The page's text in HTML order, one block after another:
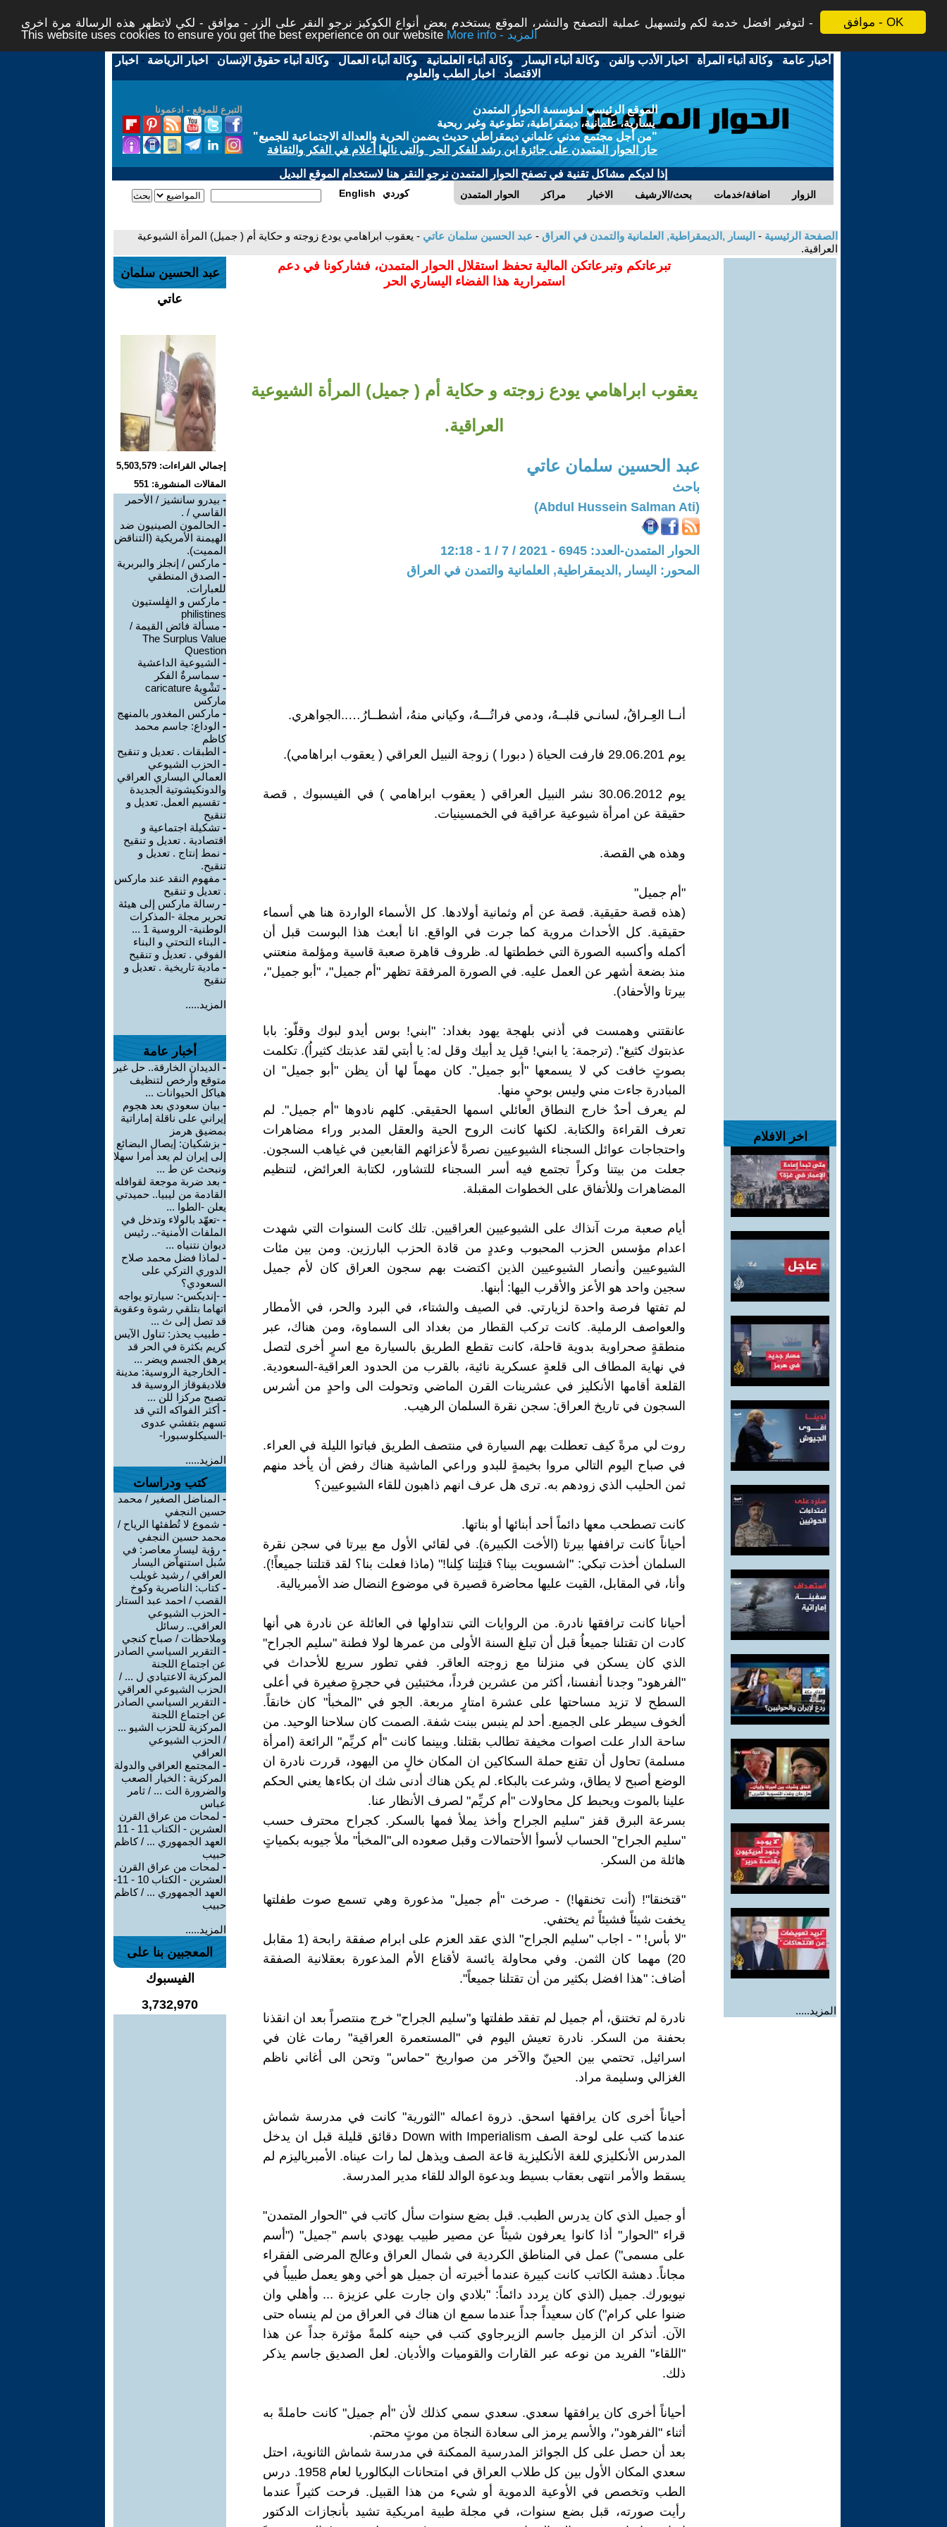
موافق - OK
لتوفير افضل خدمة لكم ولتسهيل عملية التصفح والنشر، الموقع يستخدم بعض أنواع الكوكيز نرجو النقر على الزر - موافق - لكي لاتظهر هذه الرسالة مرة اخرى -
This website uses cookies to ensure you get the best experience on our website
More info - المزيد
أخبار عامة -وكالة أنباء المرأة - اخبار الأدب والفن -وكالة أنباء اليسار -وكالة أنباء العلمانية -وكالة أنباء العمال -وكالة أنباء حقوق الإنسان - اخبار الرياضة - اخبار
الاقتصاد - اخبار الطب والعلوم
التبرع للموقع - ادعمونا
الموقع الرئيسي لمؤسسة الحوار المتمدن
يسارية، علمانية، ديمقراطية، تطوعية وغير ربحية
"من أجل مجتمع مدني علماني ديمقراطي حديث يضمن الحرية والعدالة الاجتماعية للجميع"
حاز الحوار المتمدن على جائزة ابن رشد للفكر الحر والتى نالها أعلام في الفكر والثقافة
إذا لديكم مشاكل تقنية في تصفح الحوار المتمدن نرجو النقر هنا لاستخدام الموقع البديل
الحوار المتمدن مراكز الاخبار بحث/الارشيف اضافة/خدمات الزوار English كوردي
الصفحة الرئيسية - اليسار ,الديمقراطية, العلمانية والتمدن في العراق - عبد الحسين سلمان عاتي - يعقوب ابراهامي يودع زوجته و حكاية أم ( جميل) المرأة الشيوعية
العراقية.
اخر الافلام
المزيد.....
تبرعاتكم وتبرعاتكن المالية تحفظ استقلال الحوار المتمدن، فشاركونا في دعم
استمرارية هذا الفضاء اليساري الحر
يعقوب ابراهامي يودع زوجته و حكاية أم ( جميل) المرأة الشيوعية
العراقية.
عبد الحسين سلمان عاتي
باحث
(Abdul Hussein Salman Ati)
الحوار المتمدن-العدد: 6945 - 2021 / 7 / 1 - 12:18
المحور: اليسار ,الديمقراطية, العلمانية والتمدن في العراق
أنــا العِـراقُ، لسانـي قلبــهُ، ودمي فراتُـــهُ، وكياني منهُ، أشطــارُ…..الجواهري.
يوم 29.06.201 فارفت الحياة ( دبورا ) زوجة النبيل العراقي ( يعقوب ابراهامي).
يوم 30.06.2012 نشر النبيل العراقي ( يعقوب ابراهامي ) في الفيسبوك , قصة
حقيقة عن امرأة شيوعية عراقية في الخمسينيات.
وهذه هي القصة.
"أم جميل"
(هذه قصة حقيقية. قصة عن أم وثمانية أولادها. كل الأسماء الواردة هنا هي أسماء
حقيقية. كل الأحداث مروية كما جرت في الواقع. انا أبعث هذا البوست قبل أن
أكمله وأكسبه الصورة التي خططتها له. ظروف قاهرة صعبة قاسية ومؤلمة منعتني
منذ بضعة أشهر عن العمل عليه. في الصورة المرفقة تظهر "أم جميل"، "أبو جميل"،
بيرتا والأحفاد).
عانقتني وهمست في أذني بلهجة يهود بغداد: "ابني! بوس أيدو لبوك وقلّو: بابا
عذبتوك كثيغ". (ترجمة: يا ابني! قبِل يد أبيك وقل له: يا أبتي لقد عذبتك كثيراُ). تكلمت
بصوتٍ خافت كي لا يسمعها "أبو جميل". كان مهماً لها أن يظن "أبو جميل" ان
المبادرة جاءت مني وليس بوحيٍ منها.
لم يعرف أحدٌ خارج النطاق العائلي اسمها الحقيقي. كلهم نادوها "أم جميل". لم
تعرف القراءة والكتابة. لكنها كانت الروح الحية والعقل المدبر وراء مضاهرات
واحتجاجات عوائل السجناء الشيوعيين نصرةً لأعزائهم القابعين في غياهب السجون.
جعلت من بيتنا وكراً تجتمع فيه أسر السجناء للتشاور، لكتابة العرائض، لتنظيم
المضاهرات وللأتفاق على الخطوات المقبلة.
أيام صعبة مرت آنذاك على الشيوعيين العراقيين. تلك كانت السنوات التي شهدت
اعدام مؤسس الحزب المحبوب وعددٍ من قادة الحزب البارزين. ومن بين مئات
الشيوعيين وأنصار الشيوعيين الذين اكتضت بهم سجون العراق كان لأم جميل
سجين واحد هو الأعز والأقرب اليها: أبنها.
لم تفتها فرصة واحدة لزيارتي. في الصيف والشتاء، في البرد والحر، في الأمطار
والعواصف الرملية. كانت تركب القطار من بغداد الى السماوة، ومن هناك، عبر
منطقةٍ صحراوية بدوية قاحلة، كانت تقطع الطريق بالسيارة مع اسرٍ أخرى لتصل
في نهاية المطاف الى قلعةٍ عسكرية نائية، بالقرب من الحدود العراقية-السعودية.
القلعة أقامها الأنكليز في عشرينات القرن الماضي وتحولت الى واحدٍ من أشرس
السجون في تاريخ العراق: سجن نقرة السلمان الرهيب.
روت لي مرةً كيف تعطلت بهم السيارة في منتصف الطريق فباتوا الليلة في العراء.
في صباح اليوم التالي مروا بخيمةٍ للبدو وراعي الماشية هناك رفض أن يأخد منهم
ثمن الحليب الذي زودهم به. ترى هل عرف انهم ذاهبون للقاء الشيوعيين؟
كانت تصطحب معها دائماً أحد أبنائها أو بناتها.
أحياناً كانت تراففها بيرتا (الأخت الكبيرة). في لقائي الأول مع بيرتا في سجن نقرة
السلمان أخذت تبكي: "اشسويت بينا؟ قتلِتنا كِلنا!" (ماذا فعلت بنا؟ لقد قتلتنا جميعاً!).
وأنا، في المقابل، القيت عليها محاضرة قصيرة في موضوع النضال ضد الأمبريالية.
أحيانا كانت ترافقها نادرة. من الروايات التي نتداولها في العائلة عن نادرة هي أنها
كادت ان تقتلنا جميعاُ قبل أن تبلغ السنة الأولى من عمرها لولا فطنة "سليم الجراح"
الذي كان يسكن في منزلنا مع زوجته العاقر. ففي تطور سريع للأحداث في
"الفرهود" وجدنا أنفسنا، أكثر من عشرين فرداً، مختبئين في حجرةٍ صغيرة في أعلى
السطح لا تزيد مساحتها على عشرة امتارٍ مربعة. الجو في "المخبأ" كان خانقاً.
ألخوف سيطر على الجميع. أحد لم ينبس ببنت شفة. الصمت كان سلاحنا الوحيد. من
ساحة الدار علت اصوات مخيفة تطالب بقتلنا. وبينما كانت "أم كريِّم" الرائعة (امرأة
مسلمة) تحاول أن تقنع حملة السكاكين ان المكان خالٍ من اليهود، قررت نادرة ان
الوضع أصبح لا يطاق، وشرعت بالبكاء. لم يكن هناك أدنى شك ان بكاءها يعني الحكم
علينا بالموت ويحبط كل محاولات "أم كريِّم" لصرف الأنظار عنا.
بسرعة البرق قفز "سليم الجراح وأخذ يملأ فمها بالسكر. كجراح محترف حسب
"سليم الجراح" الحساب لأسوأ الأحتمالات وقبل صعوده الى"المخبأ" ملأ جيوبه بكمياتٍ
هائلة من السكر.
"قتخنقا"! (أنت تخنقها!) - صرخت "أم جميل" مذعورة وهي تسمع صوت طفلتها
يخفت شيئاً فشيئاً ثم يختفي.
"لا بأس! " - اجاب "سليم الجراح" الذي عقد العزم على ابرام صفقة رابحة (1 مقابل
20) مهما كان الثمن. وفي محاولة يائسة لأقناع الأم المذعورة بعقلانية الصفقة
أضاف: "هذا افضل بكثير من أن تقتلنا جميعاً".
نادرة لم تختنق، أم جميل لم تفقد طفلتها و"سليم الجراح" خرج منتصراً بعد ان انقذنا
بحفنة من السكر. نادرة تعيش اليوم في "المستعمرة العراقية" رمات غان في
اسرائيل, تحتمي بين الحينّ والآخر من صواريخ "حماس" وتحن الى أغاني ناظم
الغزالي وسليمة مراد.
أحياناً أخرى كان يرافقها اسحق. ذروة اعماله "الثورية" كانت في مدرسة شماش
عندما كتب على لوحة الصف Down with Imperialism دقائق قليلة قبل ان يدخل
المدرس الأنكليزي للغة الأنكليزية قاعة الصف ويذهل لما رات عيناه. الأمبرياليزم لم
يسقط والأمر انتهى بعقاب بسيط وبدعوة الوالد للقاء مدير المدرسة.
أو جميل الذي كان يدرس الطبب. قبل بضع سنوات سأل كاتب في "الحوار المتمدن"
قراء "الحوار" أذا كانوا يعرفون شيئاً عن مصير طبيب يهودي باسم "جميل" ("أسم
على مسمى") عمل في المناطق الكردية في شمال العراق وعالج المرضى الفقراء
مجاناً. دهشة الكاتب كانت كبيرة عندما أخبرته أن جميل هو أخي وهو يعمل طبيباً في
نيويورك. جميل (الذي كان يردد دائماً: "بلادي وان جارت علي عزيزة ... وأهلي وان
ضنوا علي كرام") كان سعيداً جداً عندما سمع ان هناك في العراق من لم ينساه حتى
الآن. أتذكر ان الزميل جاسم الزيرجاوي كتب في حينه كلمةً مؤثرة جداً عن هذا
"اللقاء" الفريد من نوعه عبر القارات والقوميات والأديان. لعل الصديق جاسم يذكر
ذلك.
أحياناً أخرى كان يرافقها سعدي. سعدي سمي كذلك لأن "أم جميل" كانت حاملةً به
أثناء "الفرهود"، والأسم يرمز الى سعادة النجاة من موتٍ محتم.
بعد أن حصل على كل الجوائز المدرسية الممكنة في مدرسة شماش الثانوية، احتل
سعدي المكان الأول بين كل طلاب العراق في امتحانات البكالوريا لعام 1958. درس
الطب وتخصص في الأوعية الدموية أو شيء من هذا القبيل. فرحت كثيراً عندما
رأيت صورته، قبل بضع سنوات، في مجلة طبية امريكية تشيد بأنجازات الدكتور
عبد الحسين سلمان
عاتي
إجمالي القراءات: 5,503,579
المقالات المنشورة: 551
- بيدرو سانشيز / الأحمر
القاسي / .
- الحالمون الصينيون ضد
الهيمنة الأمريكية (التناقض
المميت).
- ماركس / إنجلز والبربرية
- الصدق المنطقي
للعبارات.
- ماركس و الفٍلستيون
philistines
- مسألة فائض القيمة /
The Surplus Value
Question
- الشيوعية الداعشية
- سماسرةٌ الفكر
-
تَشْوِيهُ caricature
ماركس
- ماركس المغدور بالمنهج
- الوداع: جاسم محمد
كاظم
- الطبقات . تعديل و تنقيح
- الحزب الشيوعي
العمالي اليساري العراقي
والدونكيشوتية الجديدة
- تقسيم العمل. تعديل و
تنقيح
- تشكيلة اجتماعية و
اقتصادية . تعديل و تنقيح
- نمط إنتاج . تعديل و
تنقيح.
- مفهوم النقد عند ماركس
. تعديل و تنقيح
- رسالة ماركس إلى هيئة
تحرير مجلة -المذكرات
الوطنية- الروسية 1 ...
- البناء التحتي و البناء
الفوقي . تعديل و تنقيح
- مادية تاريخية . تعديل و
تنقيح
المزيد.....
أخبار عامة
- الديدان الخارقة.. حل غير
متوقع وأرخص لتنظيف
هياكل الحيوانات ...
- بيان سعودي بعد هجوم
إيراني على ناقلة إماراتية
بمضيق هرمز
- بزشكيان: إيصال البضائع
إلى إيران لم يعد أمرا سهلا
ونبحث عن ط ...
- بعد ضربة موجعة لقوافله
القادمة من ليبيا.. حميدتي
يعلن -الطوا ...
- -تعهّد بالولاء وتدخل في
الملفات الأمنية-.. رئيس
ديوان نتنياه ...
- لماذا فضل محمد صلاح
الدوري التركي على
السعودي؟
- -إنديكس-: سيارتو يواجه
اتهاما بتلقي رشوة وعقوبة
قد تصل إلى ث ...
- طبيب يحذر: تناول الآيس
كريم بكثرة في الحر قد
يرهق الجسم ويضر ...
- الخارجية الروسية: مدينة
فلاديقوقاز الروسية قد
تصبح مركزا للن ...
- أكثر الفواكه التي قد
تسهم بتفشي عدوى
-السيكلوسبورا-
المزيد.....
كتب ودراسات
- المناضل الصغير / محمد
حسين النجفي
- شموع لا تُطفئها الرياح /
محمد حسين النجفي
- رؤية ليسارٍ معاصر: في
سُبل استنهاض اليسار
العراقي / رشيد غويلب
-كتاب: الناصرية وكوخ
القصب / احمد عبد الستار
- الحزب الشيوعي
العراقي.. رسائل
وملاحظات / صباح كنجي
- التقرير السياسي الصادر
عن اجتماع اللجنة
المركزية الاعتيادي ل ... /
الحزب الشيوعي العراقي
- التقرير السياسي الصادر
عن اجتماع اللجنة
المركزية للحزب الشيو ...
/ الحزب الشيوعي
العراقي
- المجتمع العراقي والدولة
المركزية : الخيار الصعب
والضرورة الت ... / ثامر
عباس
- لمحات من عراق القرن
العشرين - الكتاب 11 - 11
العهد الجمهوري ... / كاظم
حبيب
- لمحات من عراق القرن
العشرين - الكتاب 10 - 11-
العهد الجمهوري ... / كاظم
حبيب
المزيد.....
المعجبين بنا على
الفيسبوك
3,732,970